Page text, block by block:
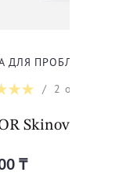
ДЛЯ ПРОБЛЕМНОЙ
/ 2 отзыва
Skinovage
₸